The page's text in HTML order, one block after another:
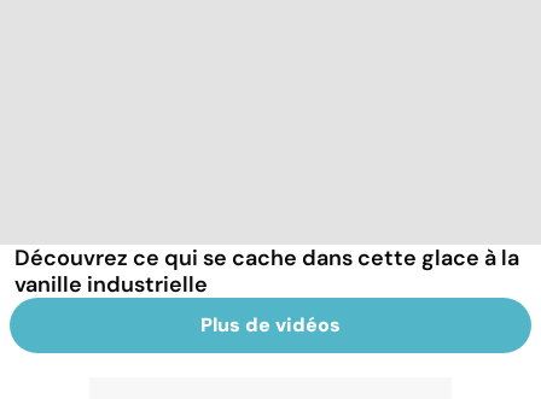
Découvrez ce qui se cache dans cette glace à la
vanille industrielle
Plus de vidéos